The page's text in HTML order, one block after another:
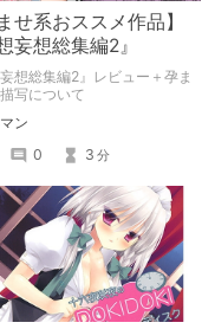
せ系おススメ作品】
妄想総集編2』
妄想総集編2』レビュー＋孕ま
写について
ン
0 3 分